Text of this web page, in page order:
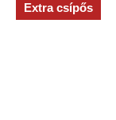
Extra csípős